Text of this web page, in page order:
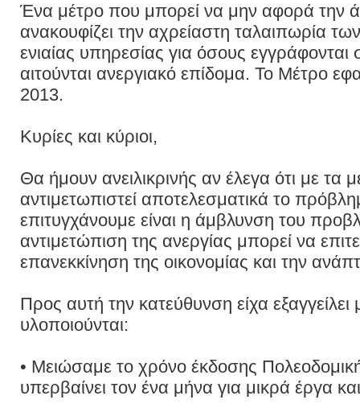
Ένα μέτρο που μπορεί να μην αφορά την
ανακουφίζει την αχρείαστη ταλαιπωρία
ενιαίας υπηρεσίας για όσους
αιτούνται ανεργιακό επίδομα. Το Μέτρο
2013.
Κυρίες και κύριοι,
Θα ήμουν ανειλικρινής αν έλεγα ότι με τα
αντιμετωπιστεί αποτελεσματικά το
επιτυγχάνουμε είναι η άμβλυνση του
αντιμετώπιση της ανεργίας μπορεί να
επανεκκίνηση της οικονομίας και την
Προς αυτή την κατεύθυνση είχα
υλοποιούνται:
• Μειώσαμε το χρόνο έκδοσης
υπερβαίνει τον ένα μήνα για μικρά έργα